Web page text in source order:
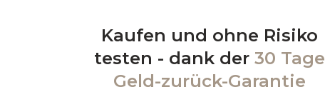
Kaufen und ohne Risiko
testen - dank der 30 Tage
Geld-zurück-Garantie